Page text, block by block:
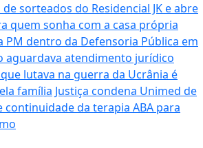
sorteados do Residencial JK e abre
quem sonha com a casa própria
PM dentro da Defensoria Pública em
aguardava atendimento jurídico
lutava na guerra da Ucrânia é
família Justiça condena Unimed de
da terapia ABA para